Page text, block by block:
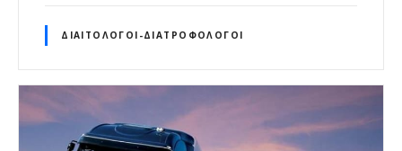
ΔΙΑΙΤΟΛΌΓΟΙ-ΔΙΑΤΡΟΦΟΛΌΓΟΙ